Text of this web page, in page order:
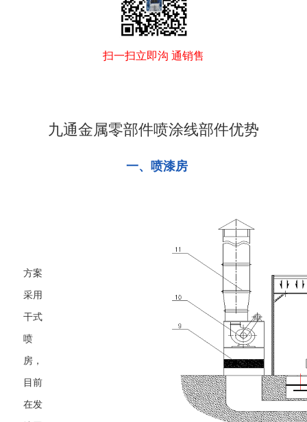
扫一扫立即沟 通销售
九通金属零部件喷涂线部件优势
一、喷漆房
方案
采用
干式
喷
房，
目前
在发